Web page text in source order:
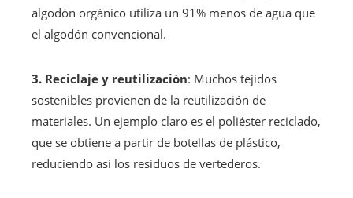
algodón orgánico utiliza un 91% menos de agua que
el algodón convencional.
3. Reciclaje y reutilización: Muchos tejidos
sostenibles provienen de la reutilización de
materiales. Un ejemplo claro es el poliéster reciclado,
que se obtiene a partir de botellas de plástico,
reduciendo así los residuos de vertederos.